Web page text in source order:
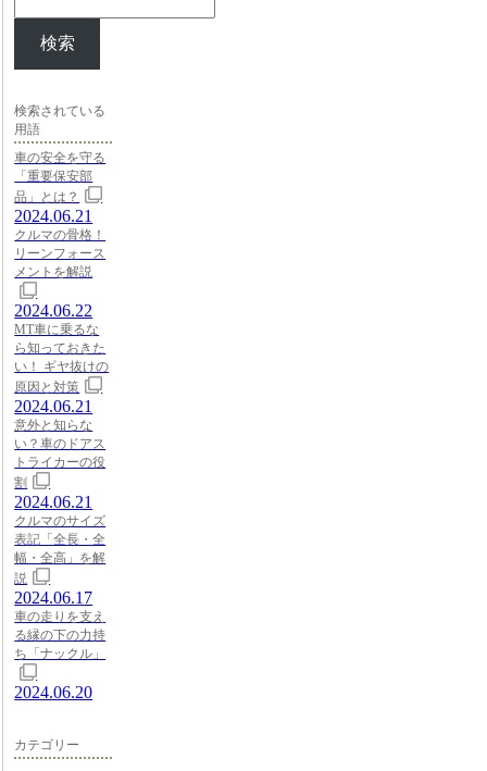
検索
検索されている
用語
車の安全を守る
「重要保安部
品」とは？
2024.06.21
クルマの骨格！
リーンフォース
メントを解説
2024.06.22
MT車に乗るな
ら知っておきた
い！ ギヤ抜けの
原因と対策
2024.06.21
意外と知らな
い？車のドアス
トライカーの役
割
2024.06.21
クルマのサイズ
表記「全長・全
幅・全高」を解
説
2024.06.17
車の走りを支え
る縁の下の力持
ち「ナックル」
2024.06.20
カテゴリー